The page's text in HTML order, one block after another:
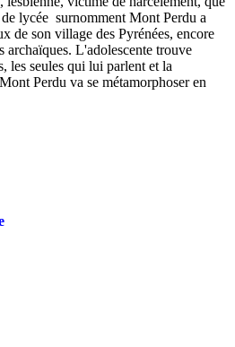
de lycée surnomment Mont Perdu a
de son village des Pyrénées, encore
archaïques. L'adolescente trouve
les seules qui lui parlent et la
Perdu va se métamorphoser en